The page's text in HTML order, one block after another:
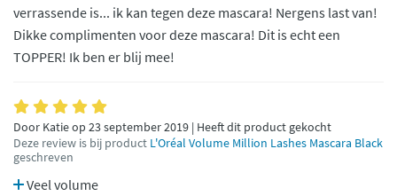
verrassende is... ik kan tegen deze mascara! Nergens last van!
Dikke complimenten voor deze mascara! Dit is echt een
TOPPER! Ik ben er blij mee!
Door Katie op 23 september 2019 | Heeft dit product gekocht
Deze review is bij product L'Oréal Volume Million Lashes Mascara Black
geschreven
Veel volume